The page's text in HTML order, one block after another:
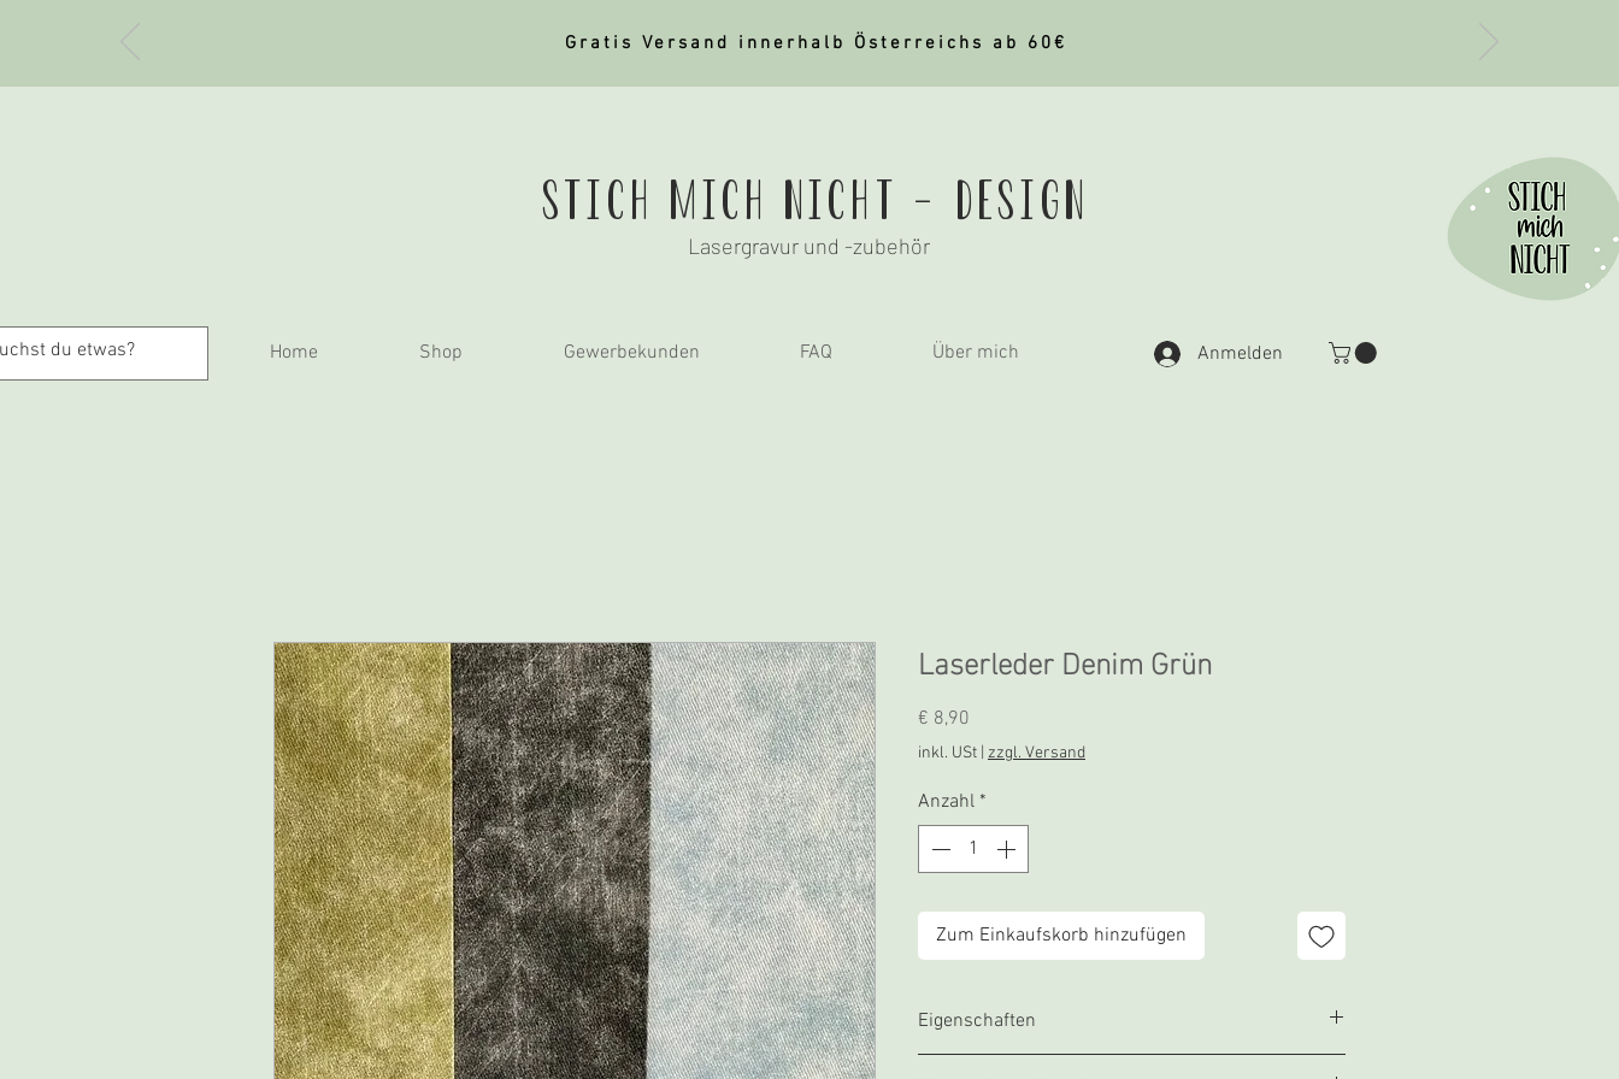
Gratis Versand innerhalb Österreichs ab 60€
stich mich nicht - Design
Lasergravur und -zubehör
Home Shop Gewerbekunden FAQ Über mich Anmelden
Laserleder Denim Grün
€ 8,90
inkl. USt zzgl. Versand
Anzahl *
Zum Einkaufskorb hinzufügen
Eigenschaften